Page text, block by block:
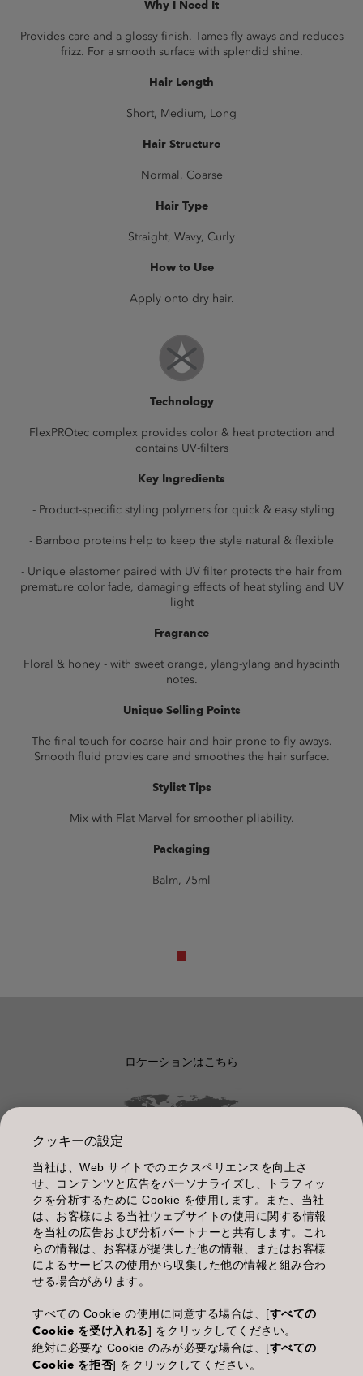
Why I Need It
Provides care and a glossy finish. Tames fly-aways and reduces
frizz. For a smooth surface with splendid shine.
Hair Length
Short, Medium, Long
Hair Structure
Normal, Coarse
Hair Type
Straight, Wavy, Curly
How to Use
Apply onto dry hair.
Technology
FlexPROtec complex provides color & heat protection and
contains UV-filters
Key Ingredients
- Product-specific styling polymers for quick & easy styling
- Bamboo proteins help to keep the style natural & flexible
- Unique elastomer paired with UV filter protects the hair from
premature color fade, damaging effects of heat styling and UV
light
Fragrance
Floral & honey - with sweet orange, ylang-ylang and hyacinth
notes.
Unique Selling Points
The final touch for coarse hair and hair prone to fly-aways.
Smooth fluid provies care and smoothes the hair surface.
Stylist Tips
Mix with Flat Marvel for smoother pliability.
Packaging
Balm, 75ml
ロケーションはこちら
管理情報
利用規約
個人情報保護指針
化粧品等の使用上の注意
(土・日・休日を除く 9:00-12:00 / 13:00-17:00)
※年末年始休業；12/30~1/4
クッキーの設定
当社は、Web サイトでのエクスペリエンスを向上さ
せ、コンテンツと広告をパーソナライズし、トラフィッ
クを分析するために Cookie を使用します。また、当社
は、お客様による当社ウェブサイトの使用に関する情報
を当社の広告および分析パートナーと共有します。これ
らの情報は、お客様が提供した他の情報、またはお客様
によるサービスの使用から収集した他の情報と組み合わ
せる場合があります。
すべての Cookie の使用に同意する場合は、[すべての
Cookie を受け入れる] をクリックしてください。
絶対に必要な Cookie のみが必要な場合は、[すべての
Cookie を拒否] をクリックしてください。